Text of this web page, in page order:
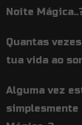
Noite
Quantas
tua vida ao
Alguma vez
simplesmente